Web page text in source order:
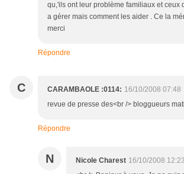
qu,'ils ont leur problème familiaux et ceux
a gérer mais comment les aider . Ce la
merci
Répondre
C CARAMBAOLE :0114: 16/10/2008 07:48
revue de presse des<br /> bloggueurs
Répondre
N Nicole Charest 16/10/2008 12:23